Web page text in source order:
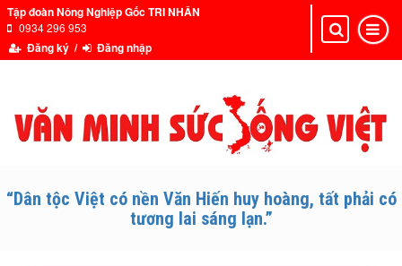
Tập đoàn Nông Nghiệp Gốc TRI NHÂN
0934 296 953
Đăng ký / Đăng nhập
Toggle
Toggle
navigation
“Dân tộc Việt có nền Văn Hiến huy hoàng, tất phải có
tương lai sáng lạn.”